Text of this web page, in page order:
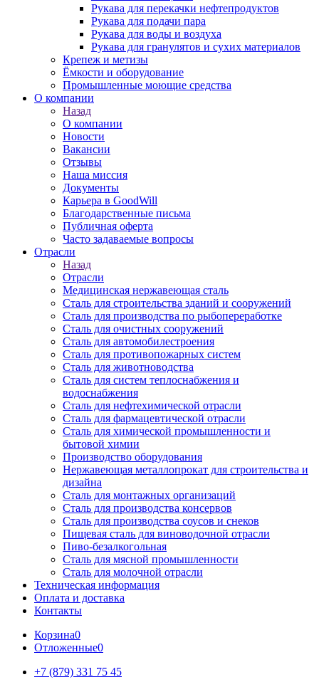
Рукава для перекачки нефтепродуктов
Рукава для подачи пара
Рукава для воды и воздуха
Рукава для гранулятов и сухих материалов
Крепеж и метизы
Ёмкости и оборудование
Промышленные моющие средства
О компании
Назад
О компании
Новости
Вакансии
Отзывы
Наша миссия
Документы
Карьера в GoodWill
Благодарственные письма
Публичная оферта
Часто задаваемые вопросы
Отрасли
Назад
Отрасли
Медицинcкая нержавеющая сталь
Сталь для строительства зданий и сооружений
Сталь для производства по рыбопереработке
Сталь для очистных сооружений
Сталь для автомобилестроения
Сталь для противопожарных систем
Сталь для животноводства
Сталь для систем теплоснабжения и
водоснабжения
Сталь для нефтехимической отрасли
Сталь для фармацевтической отрасли
Сталь для химической промышленности и
бытовой химии
Производство оборудования
Нержавеющая металлопрокат для строительства и
дизайна
Сталь для монтажных организаций
Сталь для производства консервов
Сталь для производства соусов и снеков
Пищевая сталь для виноводочной отрасли
Пиво-безалкогольная
Сталь для мясной промышленности
Сталь для молочной отрасли
Техническая информация
Оплата и доставка
Контакты
Корзина0
Отложенные0
+7 (879) 331 75 45